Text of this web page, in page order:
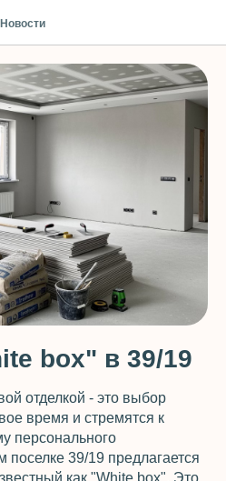
Новости
box" в 39/19
отделкой - это выбор
время и стремятся к
персонального
поселке 39/19 предлагается
как "White box". Это